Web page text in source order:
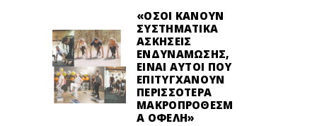
«ΌΣΟΙ ΚΆΝΟΥΝ
ΣΥΣΤΗΜΑΤΙΚΆ
ΑΣΚΉΣΕΙΣ
ΕΝΔΥΝΆΜΩΣΗΣ,
ΕΊΝΑΙ ΑΥΤΟΊ ΠΟΥ
ΕΠΙΤΥΓΧΆΝΟΥΝ
ΠΕΡΙΣΣΌΤΕΡΑ
ΜΑΚΡΟΠΡΌΘΕΣΜ
Α ΟΦΈΛΗ»